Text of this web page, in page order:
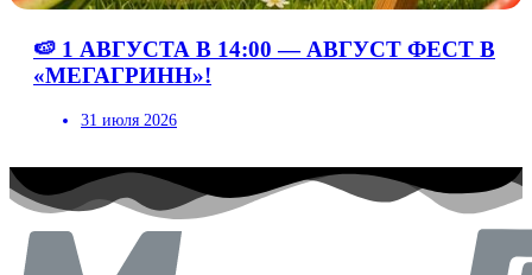
🍉 1 АВГУСТА В 14:00 — АВГУСТ ФЕСТ В
«МЕГАГРИНН»!
31 июля 2026